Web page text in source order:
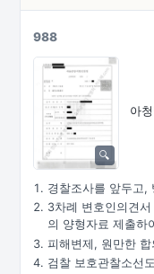
988
아
경찰조사를 앞두고,
3차례 변호인의견
의 양형자료 제출하
피해변제, 원만한
검찰 보호관찰소선